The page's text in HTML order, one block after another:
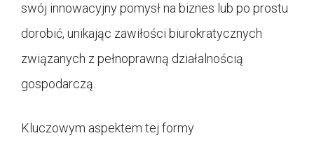
swój innowacyjny pomysł na biznes lub po prostu
dorobić, unikając zawiłości biurokratycznych
związanych z pełnoprawną działalnością
gospodarczą.
Kluczowym aspektem tej formy